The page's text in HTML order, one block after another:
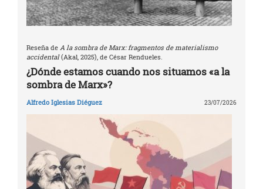
Reseña de A la sombra de Marx: fragmentos de materialismo
accidental(Akal, 2025), de César Rendueles.
¿Dónde estamos cuando nos situamos «a la
sombra de Marx»?
Alfredo Iglesias Diéguez 23/07/2026